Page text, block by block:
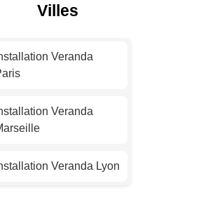
Villes
Veranda
Veranda
Veranda Lyon